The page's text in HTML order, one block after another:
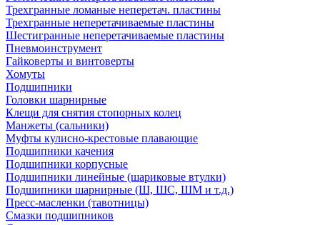
Трехгранные ломаные неперетач. пластины
Трехгранные неперетачиваемые пластины
Шестигранные неперетачиваемые пластины
Пневмоинструмент
Гайковерты и винтоверты
Хомуты
Подшипники
Головки шарнирные
Клещи для снятия стопорных колец
Манжеты (сальники)
Муфты кулисно-крестовые плавающие
Подшипники качения
Подшипники корпусные
Подшипники линейные (шариковые втулки)
Подшипники шарнирные (Ш, ШС, ШМ и т.д.)
Пресс-масленки (тавотницы)
Смазки подшипников